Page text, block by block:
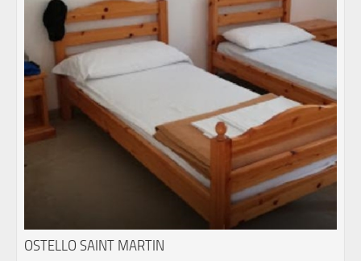
OSTELLO SAINT MARTIN